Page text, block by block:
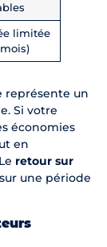
limitée
représente un
Si votre
économies
en
retour sur
une période